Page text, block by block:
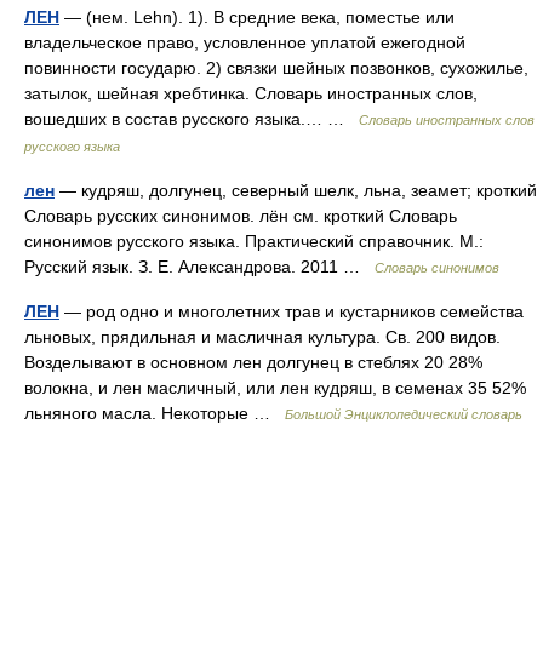
ЛЕН — (нем. Lehn). 1). В средние века, поместье или
владельческое право, условленное уплатой ежегодной
повинности государю. 2) связки шейных позвонков, сухожилье,
затылок, шейная хребтинка. Словарь иностранных слов,
вошедших в состав русского языка.… …
Словарь иностранных слов
русского языка
лен — кудряш, долгунец, северный шелк, льна, зеамет; кроткий
Словарь русских синонимов. лён см. кроткий Словарь
синонимов русского языка. Практический справочник. М.:
Русский язык. З. Е. Александрова. 2011 …
Словарь синонимов
ЛЕН — род одно и многолетних трав и кустарников семейства
льновых, прядильная и масличная культура. Св. 200 видов.
Возделывают в основном лен долгунец в стеблях 20 28%
волокна, и лен масличный, или лен кудряш, в семенах 35 52%
льняного масла. Некоторые …
Большой Энциклопедический словарь